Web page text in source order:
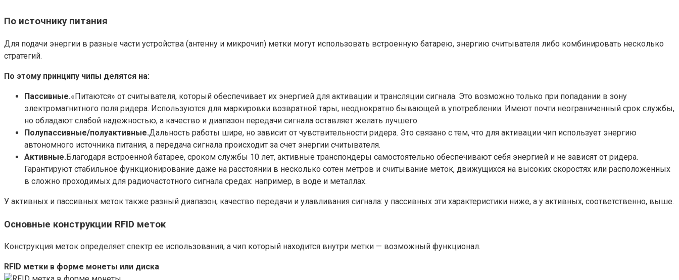
По источнику питания
Для подачи энергии в разные части устройства (антенну и микрочип) метки могут использовать встроенную батарею, энергию считывателя либо комбинировать несколько
стратегий.
По этому принципу чипы делятся на:
Пассивные.«Питаются» от считывателя, который обеспечивает их энергией для активации и трансляции сигнала. Это возможно только при попадании в зону
электромагнитного поля ридера. Используются для маркировки возвратной тары, неоднократно бывающей в употреблении. Имеют почти неограниченный срок службы,
но обладают слабой надежностью, а качество и диапазон передачи сигнала оставляет желать лучшего.
Полупассивные/полуактивные.Дальность работы шире, но зависит от чувствительности ридера. Это связано с тем, что для активации чип использует энергию
автономного источника питания, а передача сигнала происходит за счет энергии считывателя.
Активные.Благодаря встроенной батарее, сроком службы 10 лет, активные транспондеры самостоятельно обеспечивают себя энергией и не зависят от ридера.
Гарантируют стабильное функционирование даже на расстоянии в несколько сотен метров и считывание меток, движущихся на высоких скоростях или расположенных
в сложно проходимых для радиочастотного сигнала средах: например, в воде и металлах.
У активных и пассивных меток также разный диапазон, качество передачи и улавливания сигнала: у пассивных эти характеристики ниже, а у активных, соответственно, выше.
Основные конструкции RFID меток
Конструкция меток определяет спектр ее использования, а чип который находится внутри метки — возможный функционал.
RFID метки в форме монеты или диска